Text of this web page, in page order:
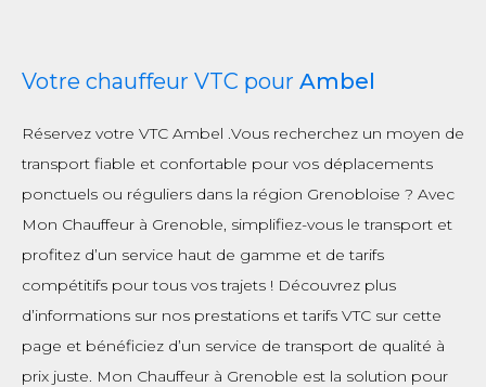
Votre chauffeur VTC pour Ambel
Réservez votre VTC Ambel .Vous recherchez un moyen de
transport fiable et confortable pour vos déplacements
ponctuels ou réguliers dans la région Grenobloise ? Avec
Mon Chauffeur à Grenoble, simplifiez-vous le transport et
profitez d’un service haut de gamme et de tarifs
compétitifs pour tous vos trajets ! Découvrez plus
d’informations sur nos prestations et tarifs VTC sur cette
page et bénéficiez d’un service de transport de qualité à
prix juste. Mon Chauffeur à Grenoble est la solution pour